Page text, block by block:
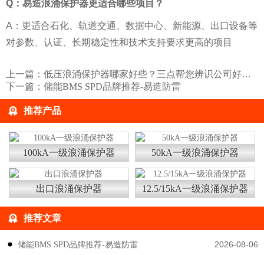
Q：易造浪涌保护器更适合哪些项目？
A：更适合石化、轨道交通、数据中心、新能源、出口设备等
对参数、认证、长期稳定性和技术支持要求更高的项目
上一篇： 低压浪涌保护器哪家好些？三点帮您辨识公司好坏-易造防雷
下一篇： 储能BMS SPD品牌推荐-易造防雷
推荐产品
100kA一级浪涌保护器 50kA一级浪涌保护器
出口浪涌保护器 12.5/15kA一级浪涌保护器
推荐文章
2026-08-06
储能BMS SPD品牌推荐-易造防雷